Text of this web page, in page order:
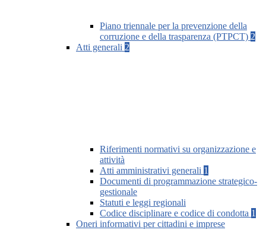
Piano triennale per la prevenzione della
corruzione e della trasparenza (PTPCT) 2
Atti generali 2
Riferimenti normativi su organizzazione e
attività
Atti amministrativi generali 1
Documenti di programmazione strategico-
gestionale
Statuti e leggi regionali
Codice disciplinare e codice di condotta 1
Oneri informativi per cittadini e imprese